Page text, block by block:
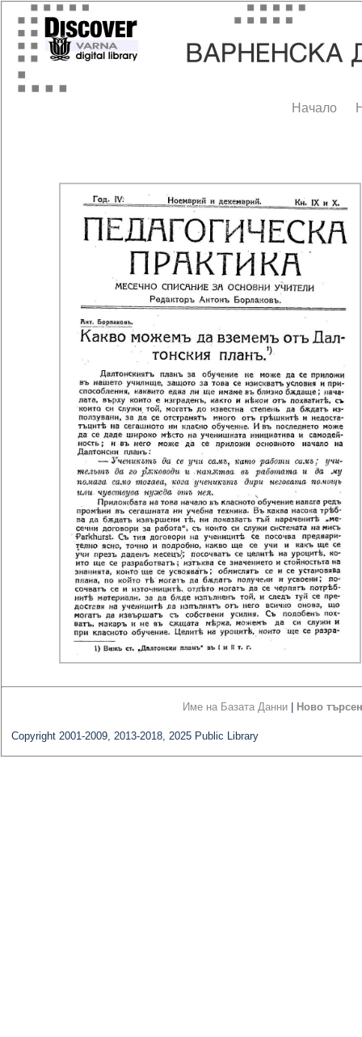
Начало
Име на Базата Данни Ново
Copyright 2001-2009, 2013-2018, 2025 Public Library